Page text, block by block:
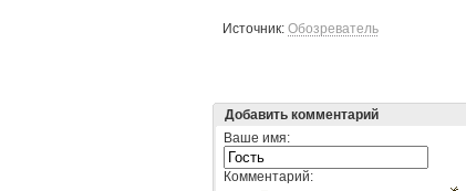
Источник: Обозреватель
Добавить комментарий
Ваше имя:
Комментарий: